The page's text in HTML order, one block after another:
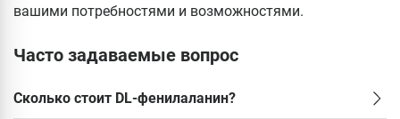
вашими потребностями и возможностями.
Часто задаваемые вопрос
Сколько стоит DL-фенилаланин?